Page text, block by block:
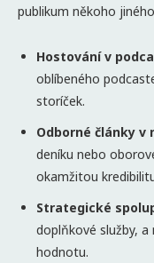
publikum někoho
Hostování v
oblíbeného
storíček.
Odborné články v
deníku nebo
okamžitou
Strategické
doplňkové služby,
hodnotu.